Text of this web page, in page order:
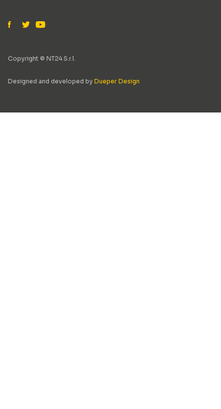
Copyright © NT24 S.r.l.
Designed and developed by Dueper Design